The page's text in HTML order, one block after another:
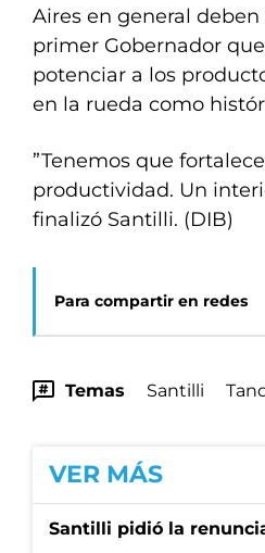
Aires en general
primer Gobernador
potenciar a los
en la rueda como
”Tenemos que
productividad. Un
finalizó Santilli. (DIB)
Para compartir en redes
Temas Santilli
VER MÁS
Santilli pidió la